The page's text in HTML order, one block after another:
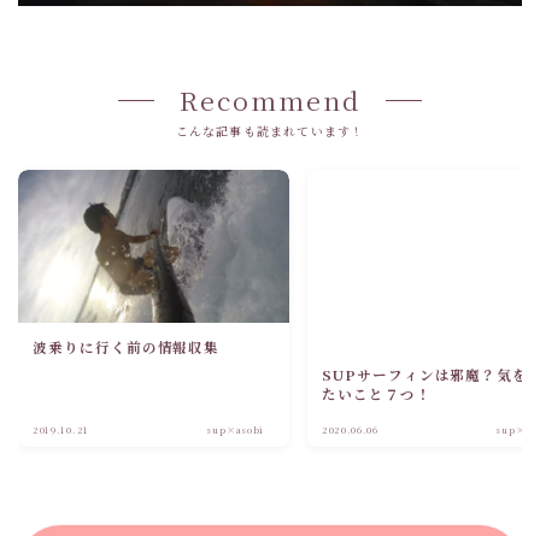
Recommend
こんな記事も読まれています！
波乗りに行く前の情報収集
2019.10.21 sup×asobi
SUPサーフィンは邪魔？気を
たいこと７つ！
2020.06.06